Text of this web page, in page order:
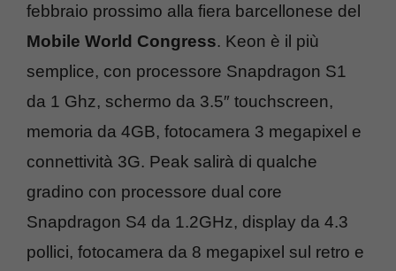
febbraio prossimo alla fiera barcellonese del
Mobile World Congress. Keon è il più
semplice, con processore Snapdragon S1
da 1 Ghz, schermo da 3.5″ touchscreen,
memoria da 4GB, fotocamera 3 megapixel e
connettività 3G. Peak salirà di qualche
gradino con processore dual core
Snapdragon S4 da 1.2GHz, display da 4.3
pollici, fotocamera da 8 megapixel sul retro e